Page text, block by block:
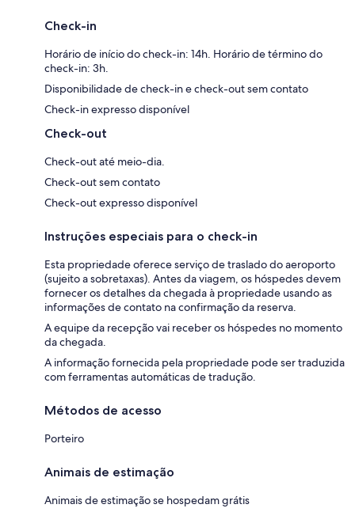
Check-in
Horário de início do check-in: 14h. Horário de término do
check-in: 3h.
Disponibilidade de check-in e check-out sem contato
Check-in expresso disponível
Check-out
Check-out até meio-dia.
Check-out sem contato
Check-out expresso disponível
Instruções especiais para o check-in
Esta propriedade oferece serviço de traslado do aeroporto
(sujeito a sobretaxas). Antes da viagem, os hóspedes devem
fornecer os detalhes da chegada à propriedade usando as
informações de contato na confirmação da reserva.
A equipe da recepção vai receber os hóspedes no momento
da chegada.
A informação fornecida pela propriedade pode ser traduzida
com ferramentas automáticas de tradução.
Métodos de acesso
Porteiro
Animais de estimação
Animais de estimação se hospedam grátis